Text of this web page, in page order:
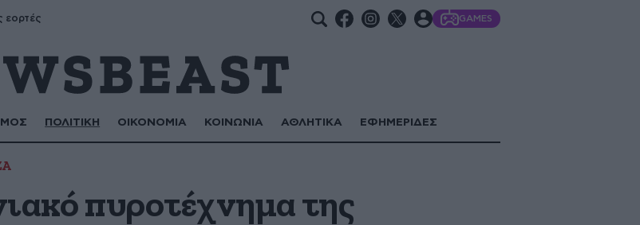
εορτές GAMES
ΠΟΛΙΤΙΚΗ ΟΙΚΟΝΟΜΙΑ ΚΟΙΝΩΝΙΑ ΑΘΛΗΤΙΚΑ ΕΦΗΜΕΡΙΔΕΣ
πυροτέχνημα της